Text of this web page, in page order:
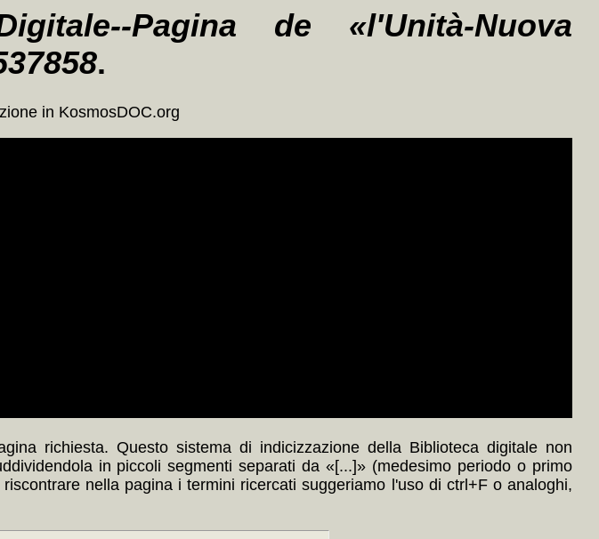
Pagina de «l'Unità-Nuova
.
in KosmosDOC.org
richiesta. Questo sistema di indicizzazione della Biblioteca digitale non
in piccoli segmenti separati da «[...]» (medesimo periodo o primo
nella pagina i termini ricercati suggeriamo l'uso di ctrl+F o analoghi,